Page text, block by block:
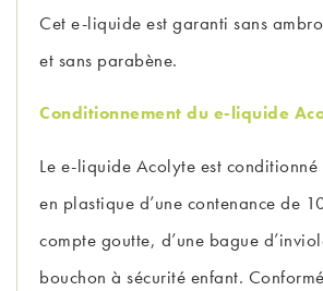
Cet e-liquide est garanti sans
et sans parabène.
Conditionnement du e-liquide
Le e-liquide Acolyte est conditionné
en plastique d’une contenance de
compte goutte, d’une bague
bouchon à sécurité enfant.